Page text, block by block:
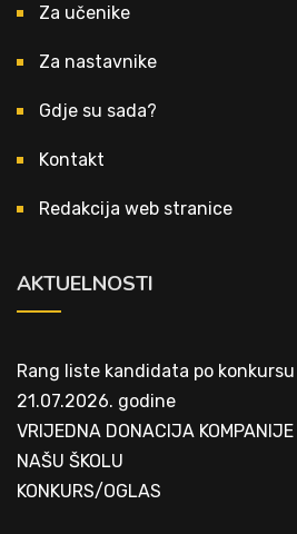
Za učenike
Za nastavnike
Gdje su sada?
Kontakt
Redakcija web stranice
AKTUELNOSTI
Rang liste kandidata po
21.07.2026. godine
VRIJEDNA DONACIJA
NAŠU ŠKOLU
KONKURS/OGLAS